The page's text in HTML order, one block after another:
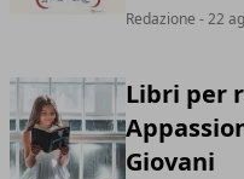
Redazione - 22
Libri per
Giovani